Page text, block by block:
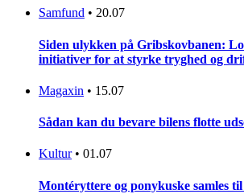
Samfund • 20.07
Siden ulykken på Gribskovbanen:
initiativer for at styrke tryghed og
Magaxin • 15.07
Sådan kan du bevare bilens flotte
Kultur • 01.07
Montéryttere og ponykuske samles